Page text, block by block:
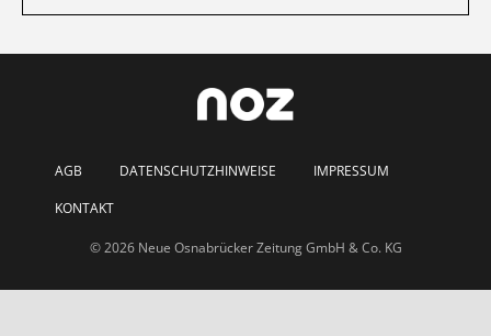
AGB DATENSCHUTZHINWEISE
IMPRESSUM
KONTAKT
© 2026 Neue Osnabrücker Zeitung GmbH & Co. KG